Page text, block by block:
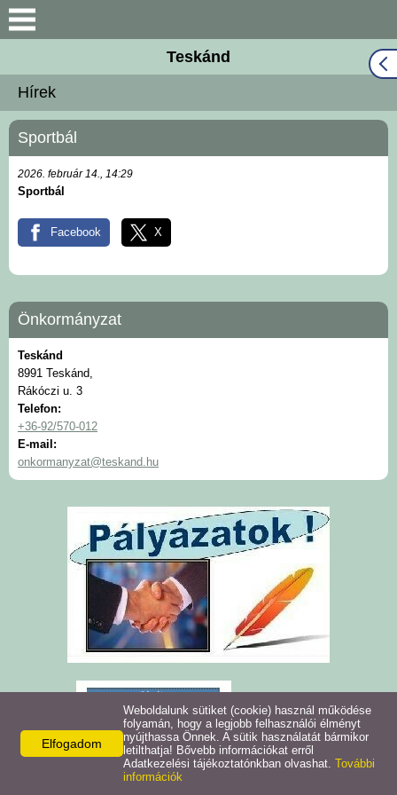
Keresés
Közös Önkormányzati
Hivatal
Naptár
Választási információk
Bemutatkozás
Hírek
Önkormányzat
Intézmények
Pályázatok
Civil szervezetek
Szolgáltatások
Helyi vállalkozások
Helyi kiadványok
Teskánd
Hírek
Sportbál
2026. február 14., 14:29
Sportbál
Facebook X
Önkormányzat
Teskánd
8991 Teskánd,
Rákóczi u. 3
Telefon:
+36-92/570-012
E-mail:
onkormanyzat@teskand.hu
Elfogadom
Weboldalunk sütiket (cookie) használ működése
folyamán, hogy a legjobb felhasználói élményt
nyújthassa Önnek. A sütik használatát bármikor
letilthatja! Bővebb információkat erről
Adatkezelési tájékoztatónkban olvashat. További
információk